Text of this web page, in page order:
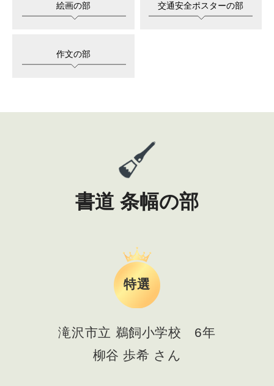
絵画の部 交通安全ポスターの部
作文の部
書道 条幅の部
特選
滝沢市立 鵜飼小学校 6年
柳谷 歩希 さん